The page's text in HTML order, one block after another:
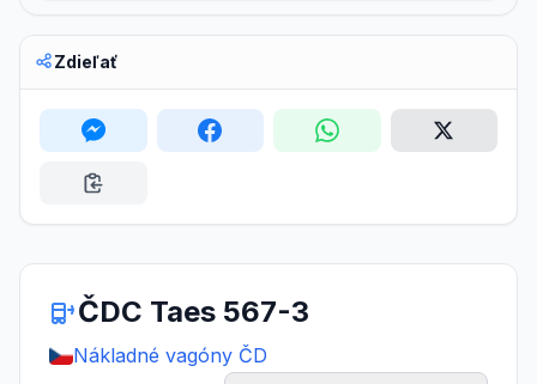
Zdieľať
ČDC Taes 567-3
Nákladné vagóny ČD